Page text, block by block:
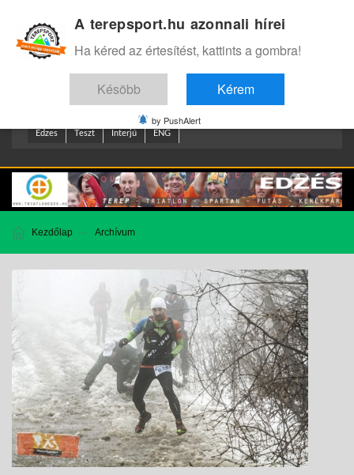
Edzes Teszt Interjú ENG
Kezdőlap Archívum
A terepsport.hu azonnali hírei
Ha kéred az értesítést, kattints a gombra!
Késöbb Kérem
by PushAlert